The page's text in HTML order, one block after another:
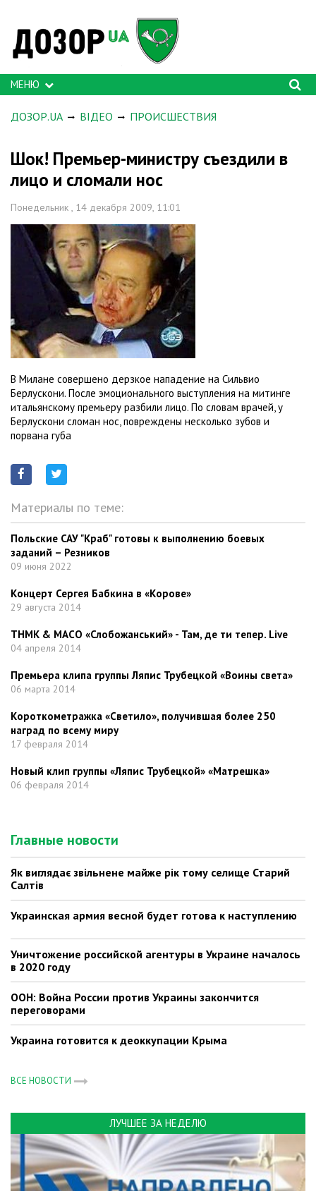
МЕНЮ
ДОЗОР.UA ВІДЕО ПРОИСШЕСТВИЯ
Шок! Премьер-министру съездили в
лицо и сломали нос
Понедельник , 14 декабря 2009, 11:01
В Милане совершено дерзкое нападение на Сильвио
Берлускони. После эмоционального выступления на митинге
итальянскому премьеру разбили лицо. По словам врачей, у
Берлускони сломан нос, повреждены несколько зубов и
порвана губа
Материалы по теме:
Польские САУ "Краб" готовы к выполнению боевых
заданий – Резников
09 июня 2022
Концерт Сергея Бабкина в «Корове»
29 августа 2014
ТНМК & МАСО «Слобожанський» - Там, де ти тепер. Live
04 апреля 2014
Премьера клипа группы Ляпис Трубецкой «Воины света»
06 марта 2014
Короткометражка «Светило», получившая более 250
наград по всему миру
17 февраля 2014
Новый клип группы «Ляпис Трубецкой» «Матрешка»
06 февраля 2014
Главные новости
Як виглядає звільнене майже рік тому селище Старий
Салтів
Украинская армия весной будет готова к наступлению
Уничтожение российской агентуры в Украине началось
в 2020 году
ООН: Война России против Украины закончится
переговорами
Украина готовится к деоккупации Крыма
ВСЕ НОВОСТИ
ЛУЧШЕЕ ЗА НЕДЕЛЮ